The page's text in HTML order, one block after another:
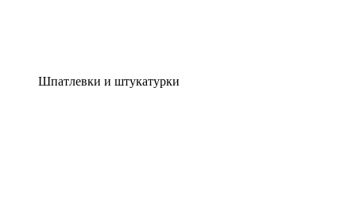
Шпатлевки и штукатурки